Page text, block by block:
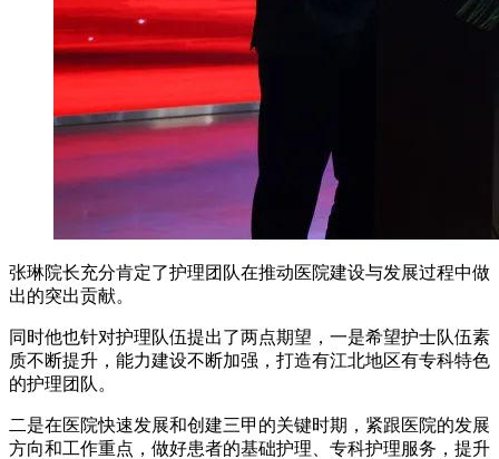
张琳院长充分肯定了护理团队在推动医院建设与发展过程中做
出的突出贡献。
同时他也针对护理队伍提出了两点期望，一是希望护士队伍素
质不断提升，能力建设不断加强，打造有江北地区有专科特色
的护理团队。
二是在医院快速发展和创建三甲的关键时期，紧跟医院的发展
方向和工作重点，做好患者的基础护理、专科护理服务，提升